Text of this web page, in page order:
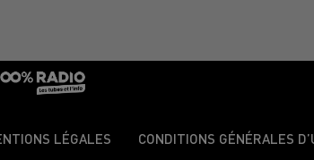
LÉGALES CONDITIONS GÉNÉRALES